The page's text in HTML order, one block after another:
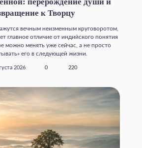
к Творцу
вечным неизменным круговоротом,
главное отличие от индийского понятия
можно менять уже сейчас, а не просто
его в следующей жизни.
2026 0 220